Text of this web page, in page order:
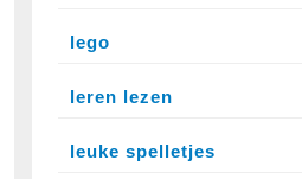
lego
leren lezen
leuke spelletjes